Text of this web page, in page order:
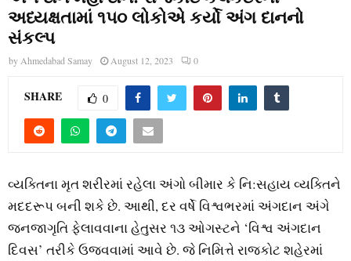
અધ્યક્ષતામાં ૧૫૦ લોકોએ કર્યો અંગ દાનનો
સંકલ્પ
by Ahmedabad Samay August 12, 2023 0
SHARE 0
વ્યક્તિના મૃત શરીરમાં રહેલા અંગો બીમાર કે નિ:સહાય વ્યક્તિને
મદદરૂપ બની શકે છે. આથી, દર વર્ષે વિશ્વભરમાં અંગદાન અંગે
જનજાગૃતિ ફેલાવવાના હેતુસર ૧૩ ઓગસ્ટને ‘વિશ્વ અંગદાન
દિવસ’ તરીકે ઉજવવામાં આવે છે. જે નિમિત્તે રાજકોટ શહેરમાં